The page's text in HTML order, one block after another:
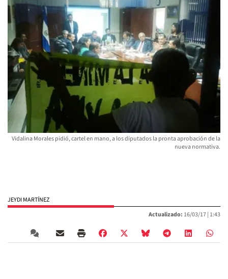
Vidalina Morales pidió, cartel en mano, a los diputados la pronta aprobación de la
nueva normativa.
JEYDI MARTÍNEZ
Actualizado: 16/03/17 | 1:43